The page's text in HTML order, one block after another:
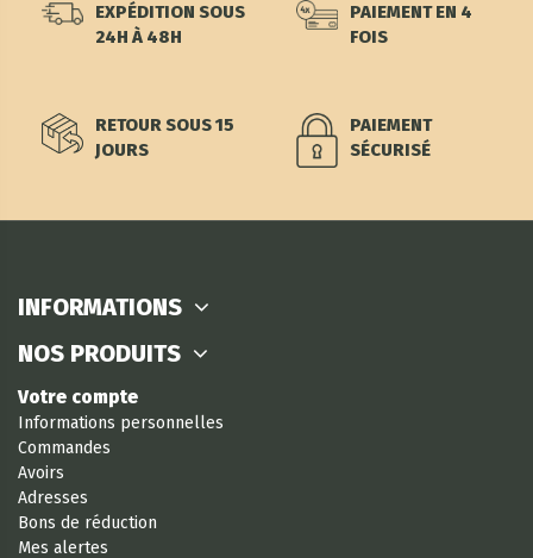
EXPÉDITION SOUS
24H À 48H
PAIEMENT EN 4
FOIS
RETOUR SOUS 15
JOURS
PAIEMENT
SÉCURISÉ
INFORMATIONS
NOS PRODUITS
Votre compte
Informations personnelles
Commandes
Avoirs
Adresses
Bons de réduction
Mes alertes